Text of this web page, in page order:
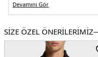
Kol Boyu:Uzun Kol
Menşei:Bangladeş
Detaylar:- Yanda fermuarlı
Devamını Gör
SİZE ÖZEL ÖNERİLERİMİZ